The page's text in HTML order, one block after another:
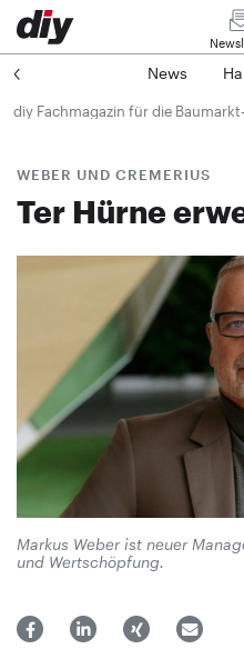
News
diy Fachmagazin für die
WEBER UND CREMERIUS
Ter Hürne
Markus Weber ist neuer
und Wertschöpfung.